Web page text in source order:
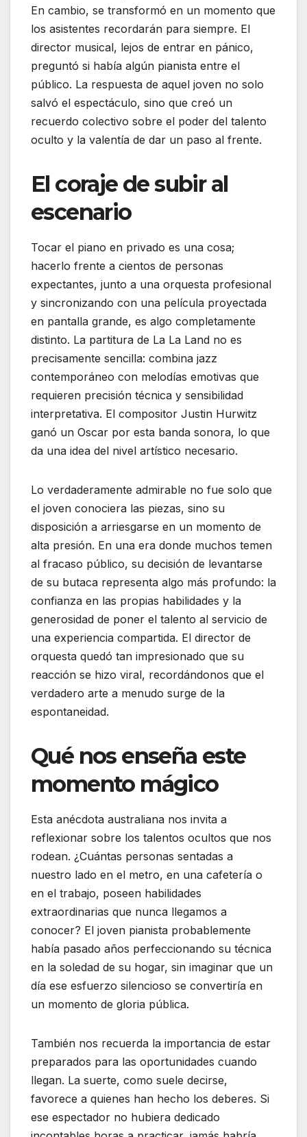
En cambio, se transformó en un momento que
los asistentes recordarán para siempre. El
director musical, lejos de entrar en pánico,
preguntó si había algún pianista entre el
público. La respuesta de aquel joven no solo
salvó el espectáculo, sino que creó un
recuerdo colectivo sobre el poder del talento
oculto y la valentía de dar un paso al frente.
El coraje de subir al
escenario
Tocar el piano en privado es una cosa;
hacerlo frente a cientos de personas
expectantes, junto a una orquesta profesional
y sincronizando con una película proyectada
en pantalla grande, es algo completamente
distinto. La partitura de La La Land no es
precisamente sencilla: combina jazz
contemporáneo con melodías emotivas que
requieren precisión técnica y sensibilidad
interpretativa. El compositor Justin Hurwitz
ganó un Oscar por esta banda sonora, lo que
da una idea del nivel artístico necesario.
Lo verdaderamente admirable no fue solo que
el joven conociera las piezas, sino su
disposición a arriesgarse en un momento de
alta presión. En una era donde muchos temen
al fracaso público, su decisión de levantarse
de su butaca representa algo más profundo: la
confianza en las propias habilidades y la
generosidad de poner el talento al servicio de
una experiencia compartida. El director de
orquesta quedó tan impresionado que su
reacción se hizo viral, recordándonos que el
verdadero arte a menudo surge de la
espontaneidad.
Qué nos enseña este
momento mágico
Esta anécdota australiana nos invita a
reflexionar sobre los talentos ocultos que nos
rodean. ¿Cuántas personas sentadas a
nuestro lado en el metro, en una cafetería o
en el trabajo, poseen habilidades
extraordinarias que nunca llegamos a
conocer? El joven pianista probablemente
había pasado años perfeccionando su técnica
en la soledad de su hogar, sin imaginar que un
día ese esfuerzo silencioso se convertiría en
un momento de gloria pública.
También nos recuerda la importancia de estar
preparados para las oportunidades cuando
llegan. La suerte, como suele decirse,
favorece a quienes han hecho los deberes. Si
ese espectador no hubiera dedicado